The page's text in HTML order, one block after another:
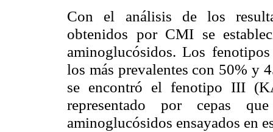
Con el análisis de los
obtenidos por CMI se
aminoglucósidos. Los
los más prevalentes con 50% y
se encontró el fenotipo III
representado por cepas
aminoglucósidos ensayados en